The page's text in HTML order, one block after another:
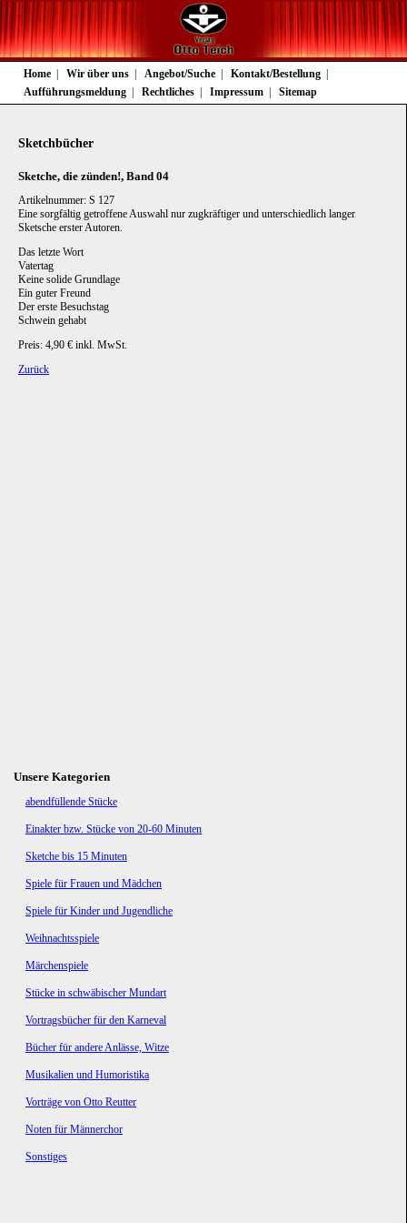
Navigation
überspringen
Home Wir über uns Angebot/Suche
Kontakt/Bestellung
Aufführungsmeldung
Rechtliches Impressum Sitemap
Sketchbücher
Sketche, die zünden!, Band 04
Artikelnummer: S 127
Eine sorgfältig getroffene Auswahl nur zugkräftiger und unterschiedlich langer
Sketsche erster Autoren.
Das letzte Wort
Vatertag
Keine solide Grundlage
Ein guter Freund
Der erste Besuchstag
Schwein gehabt
Preis: 4,90 € inkl. MwSt.
Zurück
Unsere Kategorien
Navigation
abendfüllende Stücke
Einakter bzw. Stücke von 20-60 Minuten
Sketche bis 15 Minuten
Spiele für Frauen und Mädchen
Spiele für Kinder und Jugendliche
Weihnachtsspiele
Märchenspiele
Stücke in schwäbischer Mundart
Vortragsbücher für den Karneval
Bücher für andere Anlässe, Witze
Musikalien und Humoristika
Vorträge von Otto Reutter
Noten für Männerchor
Sonstiges